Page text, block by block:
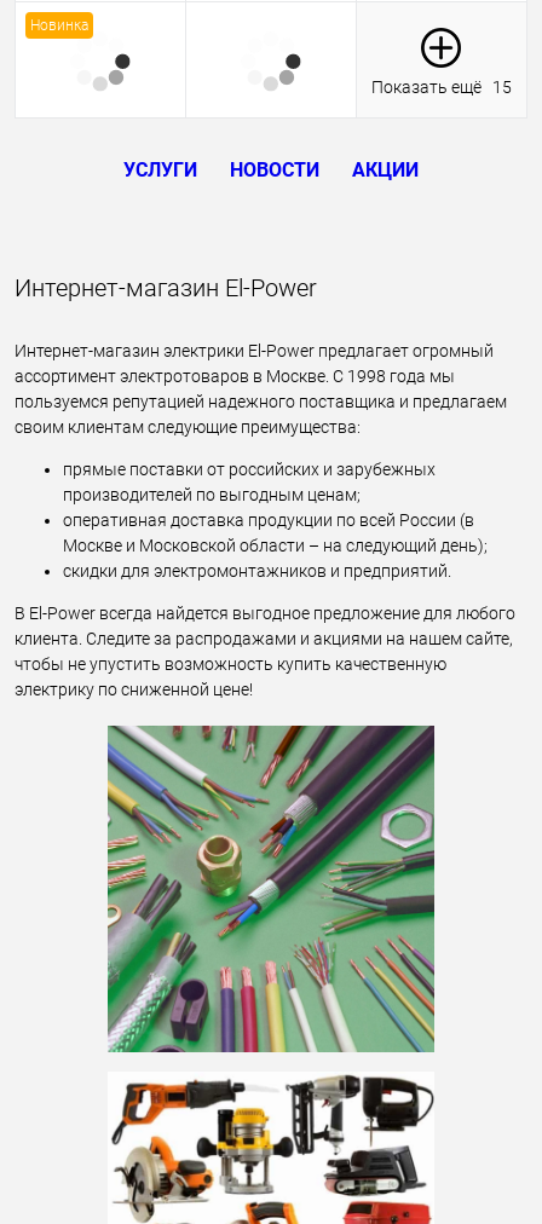
Новинка
Показать ещё 15
УСЛУГИ НОВОСТИ АКЦИИ
Интернет-магазин El-Power
Интернет-магазин электрики El-Power предлагает огромный
ассортимент электротоваров в Москве. С 1998 года мы
пользуемся репутацией надежного поставщика и предлагаем
своим клиентам следующие преимущества:
прямые поставки от российских и зарубежных
производителей по выгодным ценам;
оперативная доставка продукции по всей России (в
Москве и Московской области – на следующий день);
скидки для электромонтажников и предприятий.
В El-Power всегда найдется выгодное предложение для любого
клиента. Следите за распродажами и акциями на нашем сайте,
чтобы не упустить возможность купить качественную
электрику по сниженной цене!